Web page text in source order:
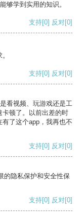
够学到实用的知识。
支持[0] 反对[0]
支持[0] 反对[0]
看视频、玩游戏还是工
顿了。以前出差的时
了这个app，我再也不
支持[0] 反对[0]
的隐私保护和安全性保
支持[0] 反对[0]